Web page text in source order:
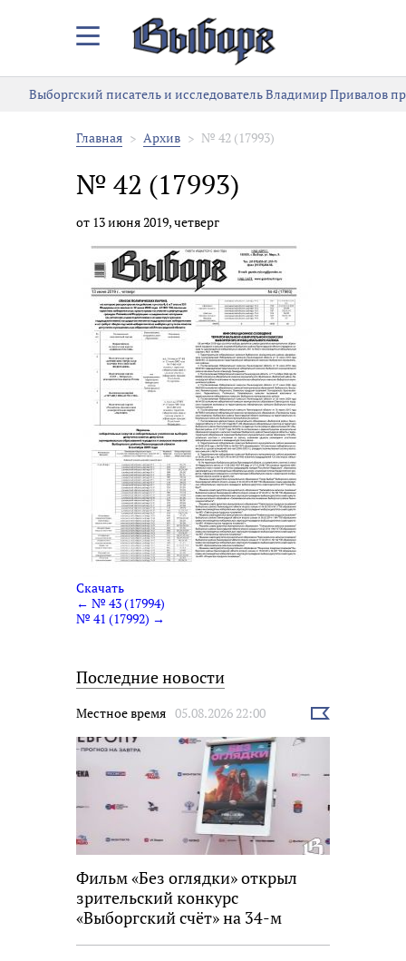
Закрыть/
меню
Выборгский писатель и исследователь Владимир Привалов
Главная Архив № 42 (17993)
№ 42 (17993)
от 13 июня 2019, четверг
Скачать
← № 43 (17994)
№ 41 (17992) →
Последние новости
Местное время 05.08.2026 22:00
Выбрать
Фильм «Без оглядки» открыл
зрительский конкурс
«Выборгский счёт» на 34-м